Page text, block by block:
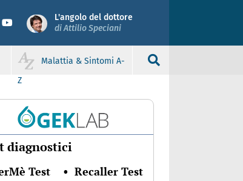
L'angolo del dottore
di Attilio Speciani
Malattia & Sintomi A-
Z
diagnostici
Test • Recaller Test